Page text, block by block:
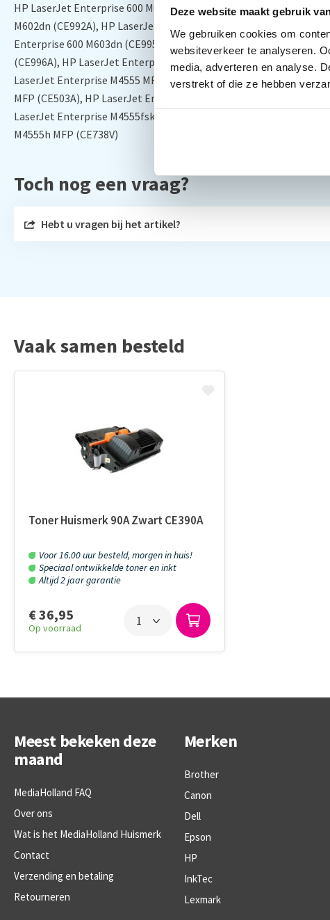
Deze website maakt gebruik
We gebruiken cookies om
websiteverkeer te analyseren.
media, adverteren en analyse.
verstrekt of die ze hebben
HP LaserJet Enterprise 600 M601dn (CE990A), HP LaserJet
M602dn (CE992A), HP LaserJet Enterprise 600 M602n (CE991A),
Enterprise 600 M603dn (CE995A), HP LaserJet Enterprise 600
(CE996A), HP LaserJet Enterprise 600 printer M601m (F3J55A),
LaserJet Enterprise M4555 MFP (CE502A), HP LaserJet Enterprise
MFP (CE503A), HP LaserJet Enterprise M4555f MFP (CE503V), HP
LaserJet Enterprise M4555fskm MFP (CE504V), HP LaserJet
M4555h MFP (CE738V)
Toch nog een vraag?
Hebt u vragen bij het artikel?
Vaak samen besteld
Toner Huismerk 90A Zwart CE390A
Voor 16.00 uur besteld, morgen in huis!
Speciaal ontwikkelde toner en inkt
Altijd 2 jaar garantie
€ 36,95
Op voorraad
Meest bekeken deze
maand
MediaHolland FAQ
Over ons
Wat is het MediaHolland Huismerk
Contact
Verzending en betaling
Retourneren
Merken
Brother
Canon
Dell
Epson
HP
InkTec
Lexmark